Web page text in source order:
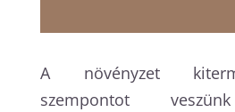
A növényzet
szempontot